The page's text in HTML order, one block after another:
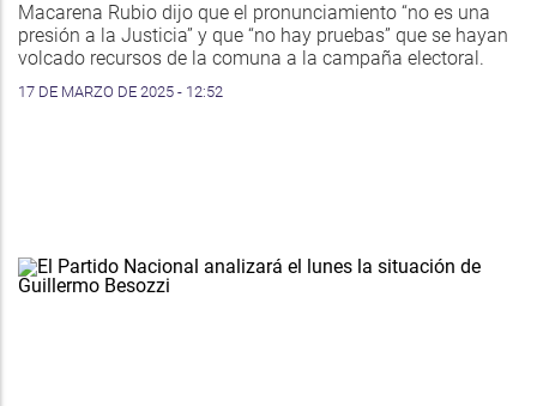
Macarena Rubio dijo que el pronunciamiento “no es una
presión a la Justicia” y que “no hay pruebas” que se hayan
volcado recursos de la comuna a la campaña electoral.
17 DE MARZO DE 2025 - 12:52